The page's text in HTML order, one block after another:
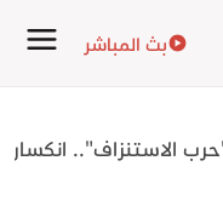
بث المباشر
الاستنزاف".. انكسار